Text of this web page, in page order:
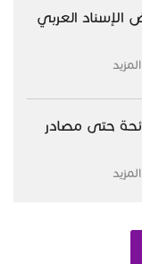
الإسناد العربي
حتى مصادر